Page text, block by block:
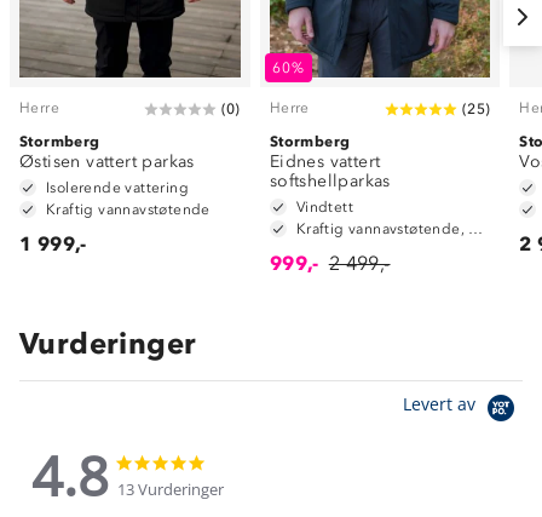
Herre (0)
Stormberg
Østisen vattert parkas
Isolerende vattering
Kraftig vannavstøtende
1 999,-
60%
Herre (25)
Stormberg
Eidnes vattert
softshellparkas
Vindtett
999,- 2 499,-
2
Vurderinger
Levert av
4.8
4.8
star
rating
star
rating
13 Vurderinger